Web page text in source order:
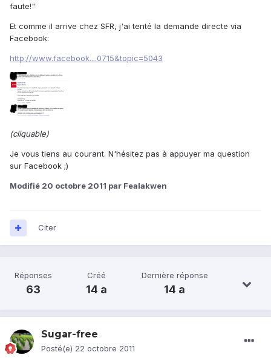
faute!"
Et comme il arrive chez SFR, j'ai tenté la demande directe via
Facebook:
http://www.facebook....0715&topic=5043
(cliquable)
Je vous tiens au courant. N'hésitez pas à appuyer ma question
sur Facebook ;)
Modifié 20 octobre 2011 par Fealakwen
Citer
Réponses
63
Créé
14 a
Dernière réponse
14 a
Sugar-free
Posté(e) 22 octobre 2011